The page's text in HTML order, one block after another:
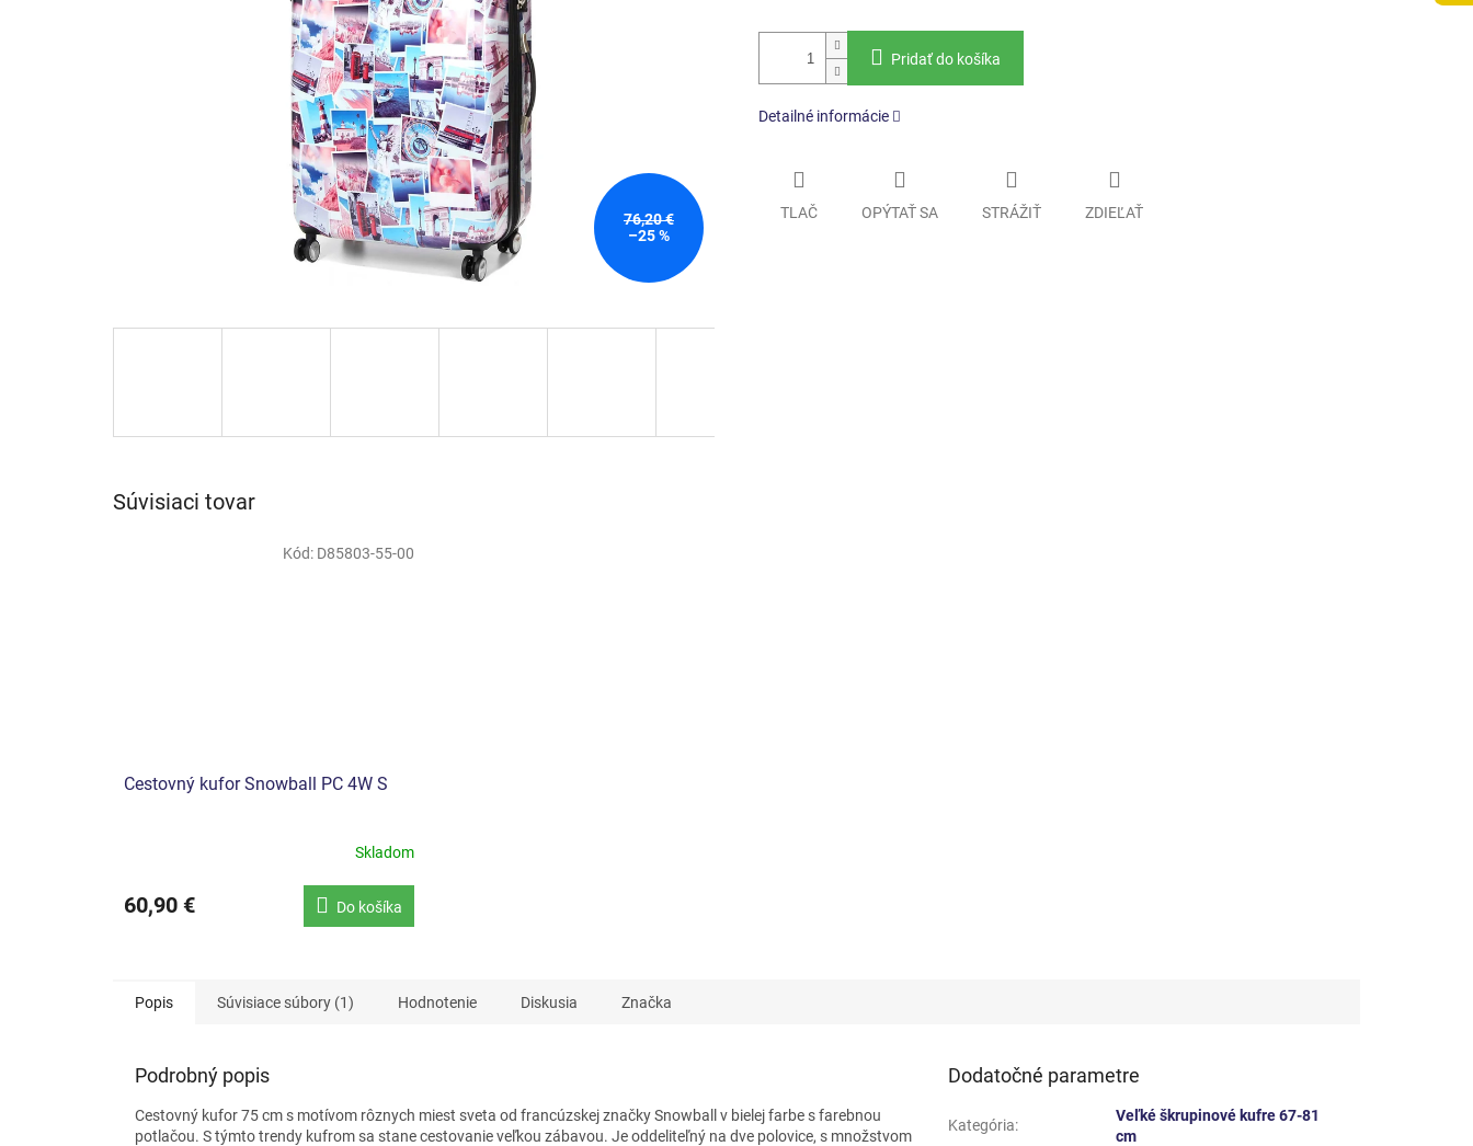
76,20 €
–25 %
Pridať do košíka
Detailné informácie
TLAČ OPÝTAŤ SA STRÁŽIŤ ZDIEĽAŤ
Súvisiaci tovar
Cestovný kufor Snowball PC 4W S
Skladom
60,90 € Do košíka
Kód: D85803-55-00
Popis Súvisiace súbory (1) Hodnotenie Diskusia Značka
Podrobný popis
Cestovný kufor 75 cm s motívom rôznych miest sveta od francúzskej značky Snowballv bielej farbe s farebnou
potlačou. S týmto trendy kufrom sa stane cestovanie veľkou zábavou. Je oddeliteľný na dve polovice, s množstvom
Dodatočné parametre
Kategória:
Veľké škrupinové kufre 67-81
cm